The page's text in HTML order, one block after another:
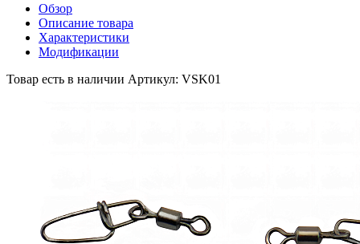
Обзор
Описание товара
Характеристики
Модификации
Товар есть в наличии Артикул: VSK01